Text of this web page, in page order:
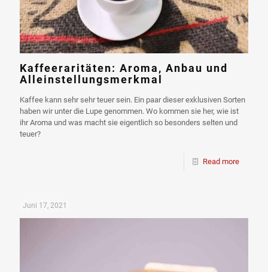
Kaffeeraritäten: Aroma, Anbau und
Alleinstellungsmerkmal
Kaffee kann sehr sehr teuer sein. Ein paar dieser exklusiven Sorten
haben wir unter die Lupe genommen. Wo kommen sie her, wie ist
ihr Aroma und was macht sie eigentlich so besonders selten und
teuer?
Read more
Juni 17, 2021